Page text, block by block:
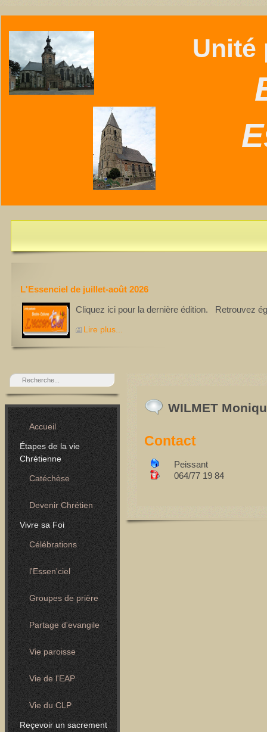
Unité
L'Essentiel de juillet-août 2026 est disponible
L'Essenciel de juillet-août 2026
Cliquez ici pour la dernière édition. Retrouvez
Lire plus...
Accueil
Étapes de la vie
Chrétienne
Catéchèse
Devenir Chrétien
Vivre sa Foi
Célébrations
l'Essen'ciel
Groupes de prière
Partage d'evangile
Vie paroisse
Vie de l'EAP
Vie du CLP
Reçevoir un sacrement
WILMET
Contact
Peissant
064/77 19 84